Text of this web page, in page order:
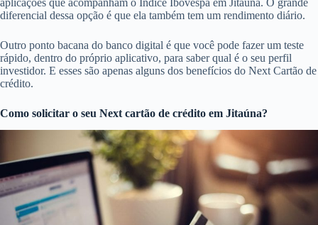
diferencial dessa opção é que ela também tem um rendimento diário.
Outro ponto bacana do banco digital é que você pode fazer um teste
rápido, dentro do próprio aplicativo, para saber qual é o seu perfil
investidor. E esses são apenas alguns dos benefícios do Next Cartão de
crédito.
Como solicitar o seu Next cartão de crédito em Jitaúna?